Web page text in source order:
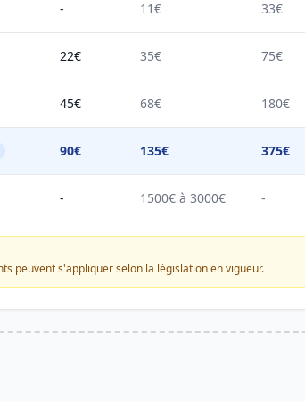
- 11€ 33€
22€ 35€ 75€
45€ 68€ 180€
90€ 135€ 375€
- 1500€ à 3000€ -
peuvent s'appliquer selon la législation en vigueur.